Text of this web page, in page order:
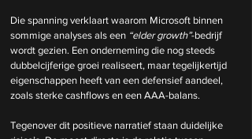
Die spanning verklaart waarom Microsoft binnen
sommige analyses als een “elder growth”-bedrijf
wordt gezien. Een onderneming die nog steeds
dubbelcijferige groei realiseert, maar tegelijkertijd
eigenschappen heeft van een defensief aandeel,
zoals sterke cashflows en een AAA-balans.
Tegenover dit positieve narratief staan duidelijke